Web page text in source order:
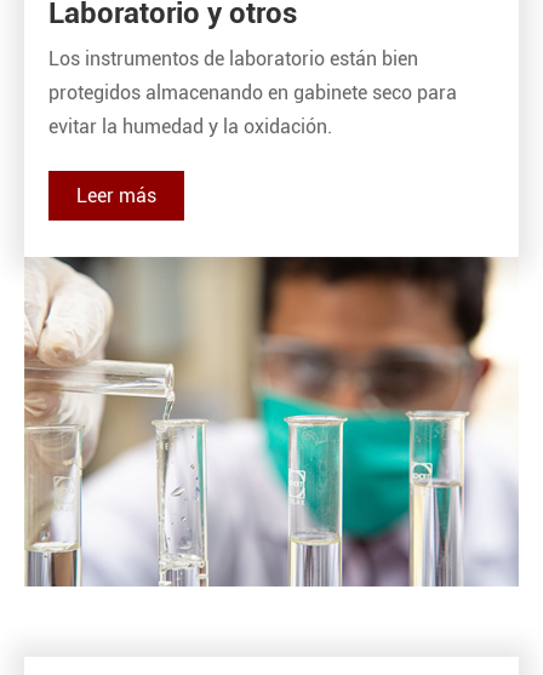
Laboratorio y otros
Los instrumentos de laboratorio están bien
protegidos almacenando en gabinete seco para
evitar la humedad y la oxidación.
Leer más